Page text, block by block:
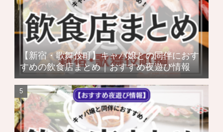
【新宿・歌舞伎町】キャバ嬢との同伴におす
すめの飲食店まとめ｜おすすめ夜遊び情報